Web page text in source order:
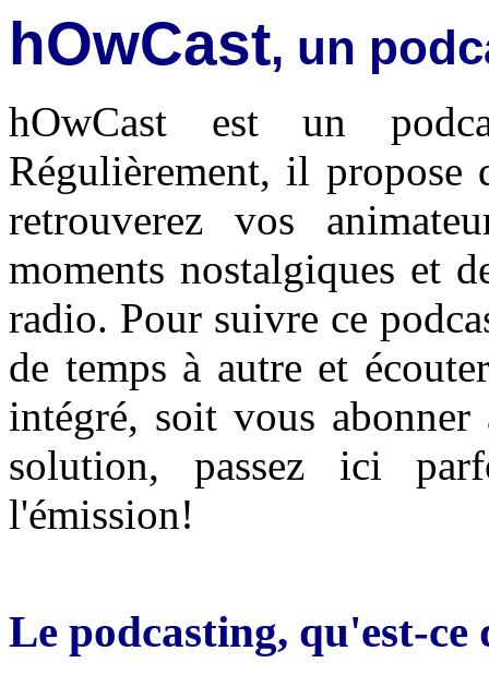
hOwCast, un
hOwCast est un
Régulièrement, il propose
retrouverez vos
moments nostalgiques et
radio. Pour suivre ce
de temps à autre et
intégré, soit vous
solution, passez ici
l'émission!
Le podcasting, qu'est-ce